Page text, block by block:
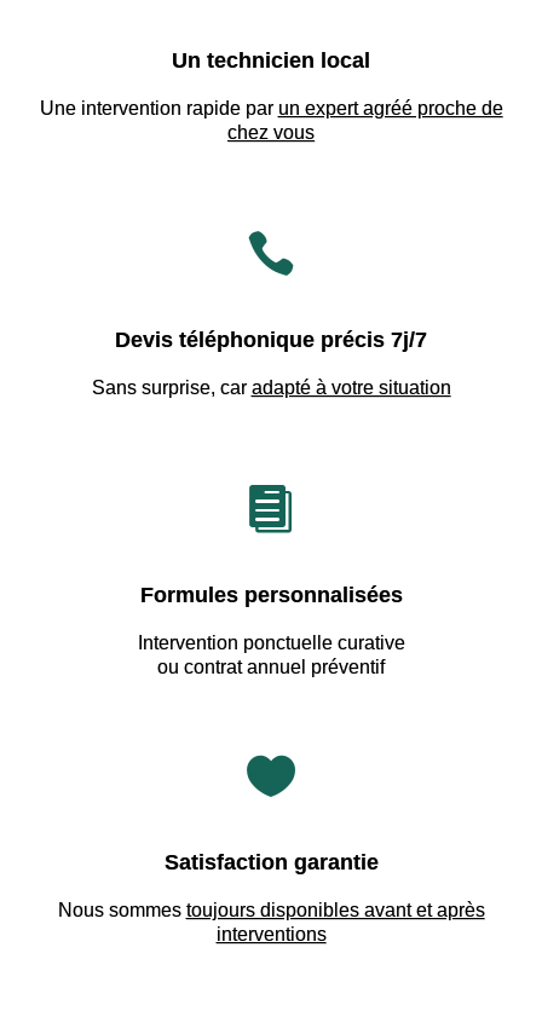
Un technicien local
Une intervention rapide par un expert agréé proche de
chez vous

Devis téléphonique précis 7j/7
Sans surprise, car adapté à votre situation

Formules personnalisées
Intervention ponctuelle curative
ou contrat annuel préventif

Satisfaction garantie
Nous sommes toujours disponibles avant et après
interventions